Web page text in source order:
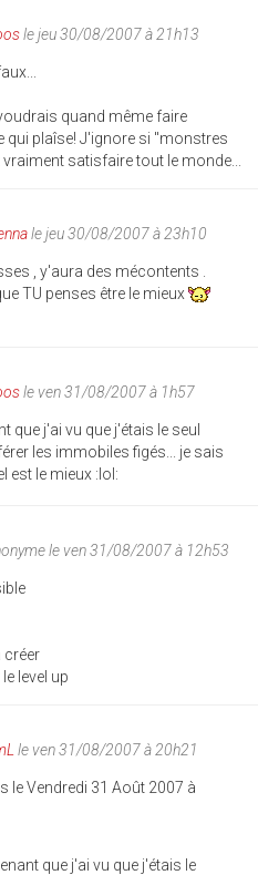
le jeu 30/08/2007 à 21h13
quand même faire
qui plaîse! J'ignore si "monstres
satisfaire tout le monde...
le jeu 30/08/2007 à 23h10
, y'aura des mécontents .
TU penses être le mieux
le ven 31/08/2007 à 1h57
que j'ai vu que j'étais le seul
les immobiles figés... je sais
est le mieux :lol:
le ven 31/08/2007 à 12h53
créer
level up
le ven 31/08/2007 à 20h21
le Vendredi 31 Août 2007 à
que j'ai vu que j'étais le